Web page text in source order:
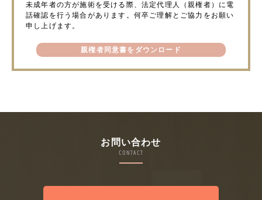
未成年者の方が施術を受ける際、法定代理人（親権者）に電
話確認を行う場合があります。何卒ご理解とご協力をお願い
申し上げます。
親権者同意書をダウンロード
お問い合わせ
CONTACT